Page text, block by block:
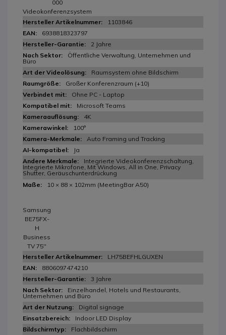
000
Videokonferenzsystem
1103846
6938818323797
2 Jahre
Öffentliche Verwaltung, Unternehmen und
Büro
Raumsystem ohne Bildschirm
Großer Konferenzraum (+10)
Ohne PC - Laptop
Microsoft Teams
4K
100°
Auto Framing und Tracking
Ja
Integrierte Videokonferenzschaltung,
Integrierte Mikrofone, Mit Windows, All in One, Privacy
Shutter, Geräuschunterdrückung
10 × 88 × 102mm (MeetingBar A50)
Samsung
BE75FX-
H
Business
TV 75''
LH75BEFHLGUXEN
8806097474210
3 Jahre
Einzelhandel, Hotels und Restaurants,
Unternehmen und Büro
Digital signage
Indoor LED Display
Flachbildschirm